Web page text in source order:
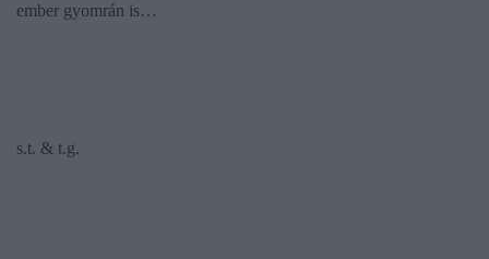
ember gyomrán is…
s.t. & t.g.